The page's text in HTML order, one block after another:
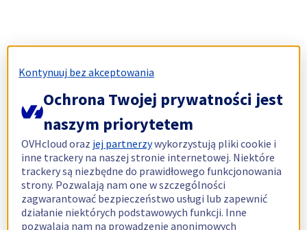
Kontynuuj bez akceptowania
Ochrona Twojej prywatności jest
naszym priorytetem
OVHcloud oraz jej partnerzywykorzystują pliki cookie i
inne trackery na naszej stronie internetowej. Niektóre
trackery są niezbędne do prawidłowego funkcjonowania
strony. Pozwalają nam one w szczególności
zagwarantować bezpieczeństwo usługi lub zapewnić
działanie niektórych podstawowych funkcji. Inne
pozwalają nam na prowadzenie anonimowych